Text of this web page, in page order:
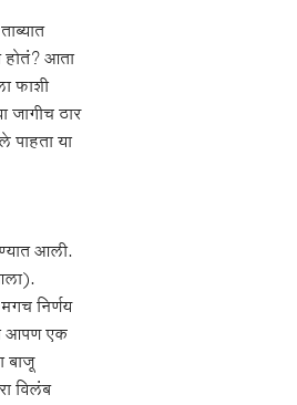
आता
फाशी
जागीच ठार
पाहता या
आली.
निर्णय
आपण एक
बाजू
विलंब